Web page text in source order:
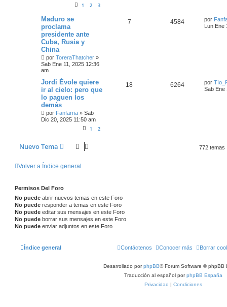
1 2 3
Maduro se
proclama
presidente ante
Cuba, Rusia y
China
por ToreraThatcher »
Sab Ene 11, 2025 12:36
am
7 4584 por
Lun Ene
Jordi Évole quiere
ir al cielo: pero que
lo paguen los
demás
por Fanfarria » Sab
Dic 20, 2025 11:50 am
1 2
18 6264 por
Sab Ene
Nuevo Tema 772 temas
Volver a Índice general
Permisos Del Foro
No puede abrir nuevos temas en este Foro
No puede responder a temas en este Foro
No puede editar sus mensajes en este Foro
No puede borrar sus mensajes en este Foro
No puede enviar adjuntos en este Foro
Índice general Borrar
Conocer más
Contáctenos
Desarrollado porphpBB® Forum Software © phpBB
Traducción al español porphpBB España
Privacidad
Condiciones